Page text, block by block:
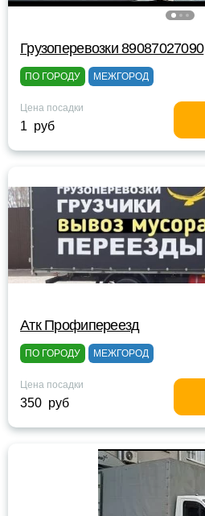
Грузоперевозки 89087027090
ПО ГОРОДУ МЕЖГОРОД
Цена посадки
1 руб
Атк Профипереезд
ПО ГОРОДУ МЕЖГОРОД
Цена посадки
350 руб